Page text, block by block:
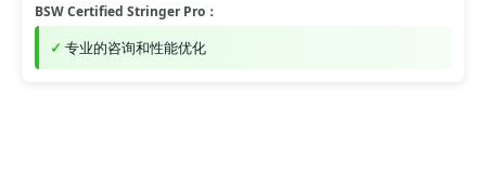
BSW Certified Stringer Pro：
专业的咨询和性能优化